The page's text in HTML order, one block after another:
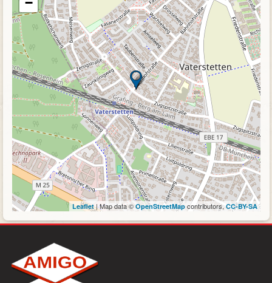
Leaflet| Map data © OpenStreetMapcontributors,CC-BY-SA